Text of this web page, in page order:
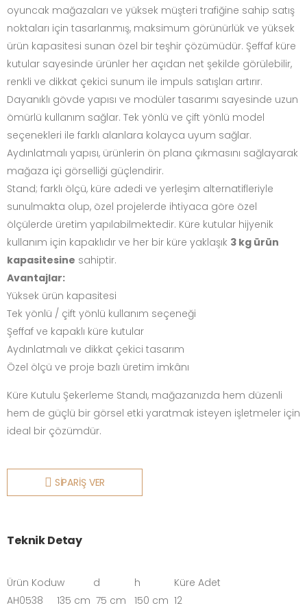
oyuncak mağazaları ve yüksek müşteri trafiğine sahip satış
noktaları için tasarlanmış, maksimum görünürlük ve yüksek
ürün kapasitesi sunan özel bir teşhir çözümüdür. Şeffaf küre
kutular sayesinde ürünler her açıdan net şekilde görülebilir,
renkli ve dikkat çekici sunum ile impuls satışları artırır.
Dayanıklı gövde yapısı ve modüler tasarımı sayesinde uzun
ömürlü kullanım sağlar. Tek yönlü ve çift yönlü model
seçenekleri ile farklı alanlara kolayca uyum sağlar.
Aydınlatmalı yapısı, ürünlerin ön plana çıkmasını sağlayarak
mağaza içi görselliği güçlendirir.
Stand; farklı ölçü, küre adedi ve yerleşim alternatifleriyle
sunulmakta olup, özel projelerde ihtiyaca göre özel
ölçülerde üretim yapılabilmektedir. Küre kutular hijyenik
kullanım için kapaklıdır ve her bir küre yaklaşık 3 kg ürün
kapasitesine sahiptir.
Avantajlar:
Yüksek ürün kapasitesi
Tek yönlü / çift yönlü kullanım seçeneği
Şeffaf ve kapaklı küre kutular
Aydınlatmalı ve dikkat çekici tasarım
Özel ölçü ve proje bazlı üretim imkânı
Küre Kutulu Şekerleme Standı, mağazanızda hem düzenli
hem de güçlü bir görsel etki yaratmak isteyen işletmeler için
ideal bir çözümdür.
SİPARİŞ VER
Teknik Detay
Ürün Koduw d h
Küre Adet
AH0538
135 cm 75 cm 150 cm 12